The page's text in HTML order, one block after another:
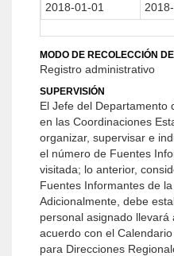
2018-01-01
MODO DE RECOLECCIÓN
Registro administrativo
SUPERVISIÓN
El Jefe del Departamento
en las Coordinaciones
organizar, supervisar e
el número de Fuentes
visitada; lo anterior,
Fuentes Informantes de la
Adicionalmente, debe
personal asignado
acuerdo con el
para Direcciones